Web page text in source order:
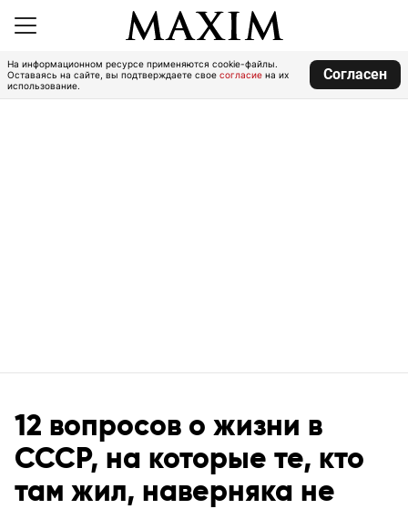
На информационном ресурсе применяются cookie-файлы.
Оставаясь на сайте, вы подтверждаете свое согласие на их
использование.
Согласен
12 вопросов о жизни в
СССР, на которые те, кто
там жил, наверняка не